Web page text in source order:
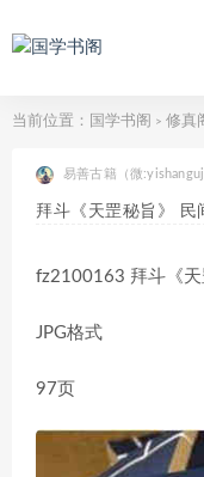
当前位置： 国学书阁 > 修真
易善古籍（微:yishanguji
拜斗《天罡秘旨》 民
fz2100163 拜斗《天
JPG格式
97页